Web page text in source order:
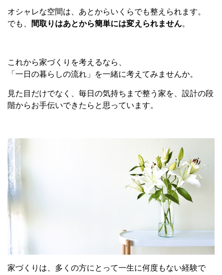
オシャレな空間は、あとからいくらでも整えられます。
でも、
間取りはあとから簡単には変えられません。
これから家づくりを考えるなら、
「一日の暮らしの流れ」を一緒に考えてみませんか。
見た目だけでなく、毎日の気持ちまで整う家を、設計の段
階からお手伝いできたらと思っています。
家づくりは、多くの方にとって一生に何度もない経験で